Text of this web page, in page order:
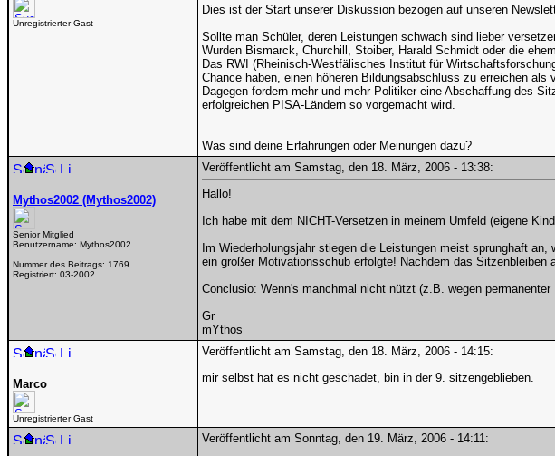
Unregistrierter Gast
Dies ist der Start unserer Diskussion bezogen auf unseren
Sollte man Schüler, deren Leistungen schwach sind lieber
Wurden Bismarck, Churchill, Stoiber, Harald Schmidt oder die
Das RWI (Rheinisch-Westfälisches Institut für
Chance haben, einen höheren Bildungsabschluss zu erreichen als
Dagegen fordern mehr und mehr Politiker eine Abschaffung des
erfolgreichen PISA-Ländern so vorgemacht wird.
Was sind deine Erfahrungen oder Meinungen dazu?
Mythos2002 (Mythos2002)
Senior Mitglied
Benutzername: Mythos2002
Nummer des Beitrags: 1769
Registriert: 03-2002
Veröffentlicht am Samstag, den 18. März, 2006 - 13:38:
Hallo!
Ich habe mit dem NICHT-Versetzen in meinem Umfeld (eigene
Im Wiederholungsjahr stiegen die Leistungen meist sprunghaft
ein großer Motivationsschub erfolgte! Nachdem das
Conclusio: Wenn's manchmal nicht nützt (z.B. wegen
Gr
mYthos
Marco
Unregistrierter Gast
Veröffentlicht am Samstag, den 18. März, 2006 - 14:15:
mir selbst hat es nicht geschadet, bin in der 9. sitzengeblieben.
Veröffentlicht am Sonntag, den 19. März, 2006 - 14:11: